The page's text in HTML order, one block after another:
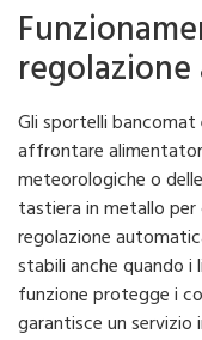
Gli sportelli
affrontare
meteorologiche o
tastiera in metallo
regolazione
stabili anche quando i
funzione protegge i
garantisce un